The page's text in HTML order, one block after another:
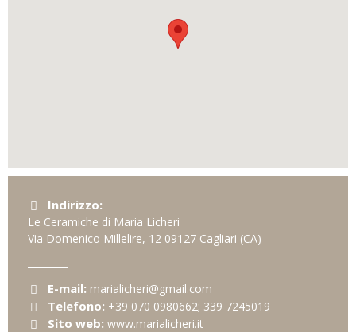
Indirizzo:
Le Ceramiche di Maria Licheri
Via Domenico Millelire, 12 09127 Cagliari (CA)
E-mail: marialicheri@gmail.com
Telefono: +39 070 0980662; 339 7245019
Sito web: www.marialicheri.it